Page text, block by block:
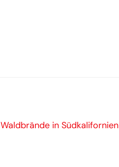
in Südkalifornien